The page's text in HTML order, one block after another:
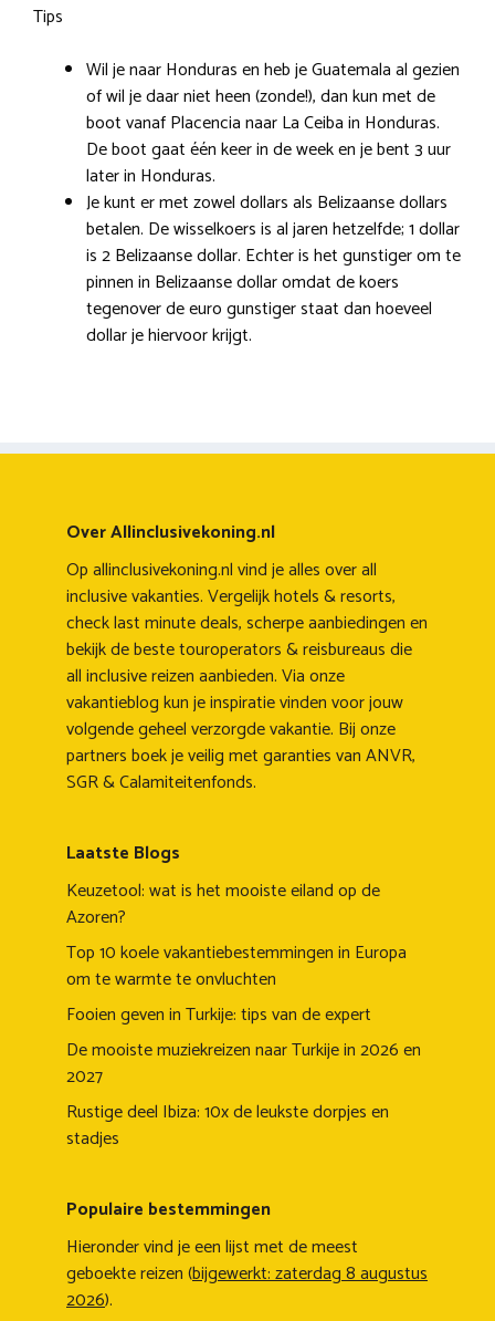
Tips
Wil je naar Honduras en heb je Guatemala al gezien
of wil je daar niet heen (zonde!), dan kun met de
boot vanaf Placencia naar La Ceiba in Honduras.
De boot gaat één keer in de week en je bent 3 uur
later in Honduras.
Je kunt er met zowel dollars als Belizaanse dollars
betalen. De wisselkoers is al jaren hetzelfde; 1 dollar
is 2 Belizaanse dollar. Echter is het gunstiger om te
pinnen in Belizaanse dollar omdat de koers
tegenover de euro gunstiger staat dan hoeveel
dollar je hiervoor krijgt.
Over Allinclusivekoning.nl
Op allinclusivekoning.nl vind je alles over all
inclusive vakanties. Vergelijk hotels & resorts,
check last minute deals, scherpe aanbiedingen en
bekijk de beste touroperators & reisbureaus die
all inclusive reizen aanbieden. Via onze
vakantieblog kun je inspiratie vinden voor jouw
volgende geheel verzorgde vakantie. Bij onze
partners boek je veilig met garanties van ANVR,
SGR & Calamiteitenfonds.
Laatste Blogs
Keuzetool: wat is het mooiste eiland op de
Azoren?
Top 10 koele vakantiebestemmingen in Europa
om te warmte te onvluchten
Fooien geven in Turkije: tips van de expert
De mooiste muziekreizen naar Turkije in 2026 en
2027
Rustige deel Ibiza: 10x de leukste dorpjes en
stadjes
Populaire bestemmingen
Hieronder vind je een lijst met de meest
geboekte reizen (bijgewerkt: zaterdag 8 augustus
2026).